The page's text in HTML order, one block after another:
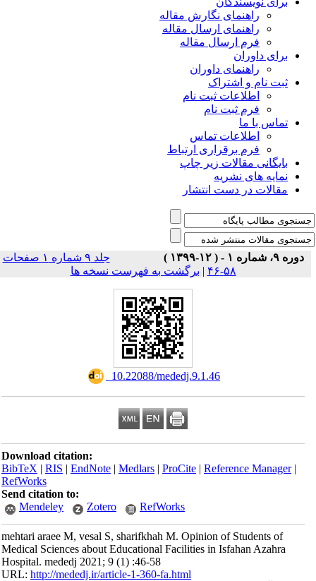
راهنمای نگارش مقاله
راهنمای ارسال مقاله
فرم ارسال مقاله
برای داوران
راهنمای داوران
ثبت نام و اشتراک
اطلاعات ثبت نام
فرم ثبت نام
تماس با ما
اطلاعات تماس
فرم برقراری ارتباط
بایگانی مقالات زیر چاپ
نمایه های نشریه
مقالات در دست انتشار
دوره ۹، شماره ۱ - ( ۱۲-۱۳۹۹ )
جلد ۹ شماره ۱ صفحات
۵۸-۴۶
|برگشت به فهرست نسخه ها
‎ 10.22088/mededj.9.1.46
Download citation:
BibTeX|RIS|EndNote|Medlars|ProCite|Reference Manager
RefWorks
Send citation to:
Mendeley
Zotero RefWorks
mehtari araee M, vesal S, sharifkhah M. Opinion of Students of
Medical Sciences about Educational Facilities in Isfahan Azahra
Hospital. mededj 2021; 9 (1) :46-58
URL:http://mededj.ir/article-1-360-fa.html